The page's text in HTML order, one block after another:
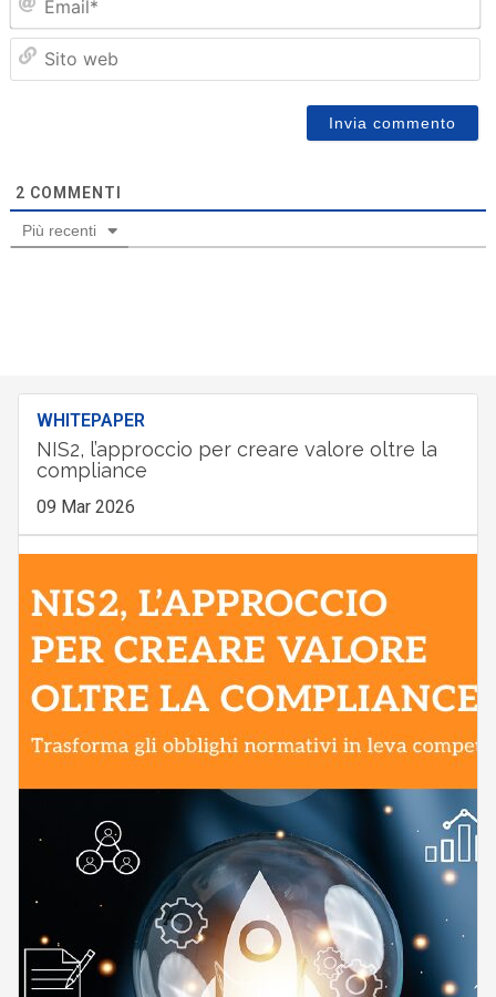
2 COMMENTI
Più recenti
WHITEPAPER
NIS2, l’approccio per creare valore oltre la
compliance
09 Mar 2026